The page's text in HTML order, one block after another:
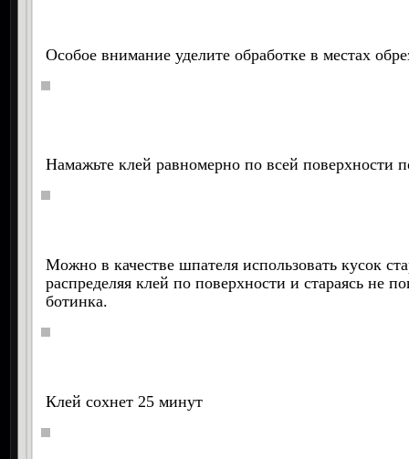
Особое внимание уделите обработке в местах
Намажьте клей равномерно по всей поверхности
Можно в качестве шпателя использовать кусок
распределяя клей по поверхности и стараясь не
ботинка.
Клей сохнет 25 минут